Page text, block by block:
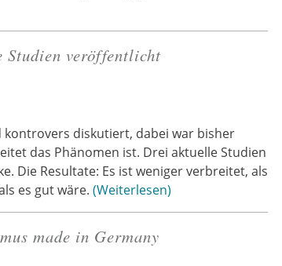
Studien veröffentlicht
kontrovers diskutiert, dabei war bisher
das Phänomen ist. Drei aktuelle Studien
Die Resultate: Es ist weniger verbreitet, als
es gut wäre. Weiterlesen
made in Germany